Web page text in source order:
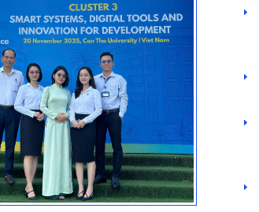
thông tin (Hacker mũ trắng)
và lập trình Front-end
end với PHP & MySQL
mềm chuyên nghiệp
dụng di động đa nền tảng với Flutter
cho quảng cáo
xử lý ảnh hậu kỳ
trẻ - STEAM
Quản trị mạng, An toàn và an ninh thông tin
Công nghệ thông tin về Chuyển đổi số